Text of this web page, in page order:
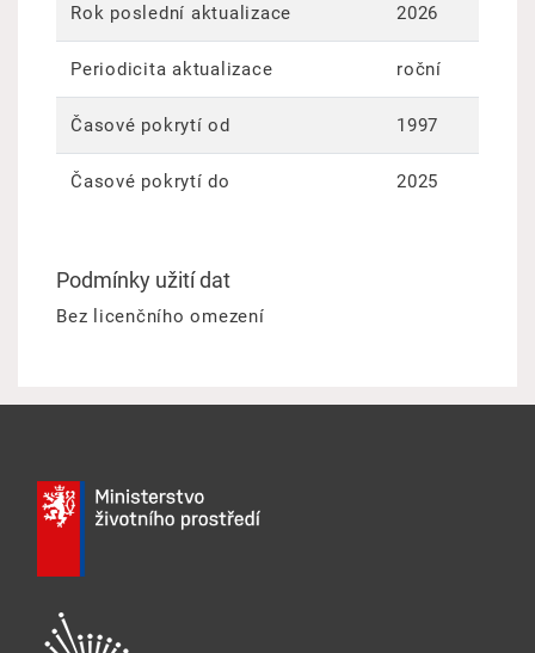
Rok poslední aktualizace 2026
Periodicita aktualizace roční
Časové pokrytí od 1997
Časové pokrytí do 2025
Podmínky užití dat
Bez licenčního omezení